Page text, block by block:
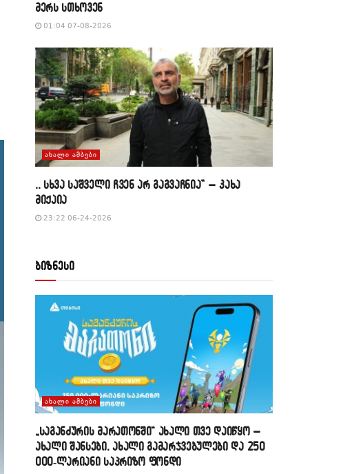
მერს სთხოვენ
01:04 07-08-2026
ᲐᲮᲐᲚᲘ ᲐᲛᲑᲔᲑᲘ
,, სხვა საშველი ჩვენ არ გაგვაჩნია” – კახა
მიქაია
23:22 06-24-2026
ბიზნესი
ᲐᲮᲐᲚᲘ ᲐᲛᲑᲔᲑᲘ
„საგანძურის მარათონში“ ახალი თვე დაიწყო –
ახალი შანსები, ახალი გამარჯვებულები და 250
000-ლარიანი საპრიზო ფონდი